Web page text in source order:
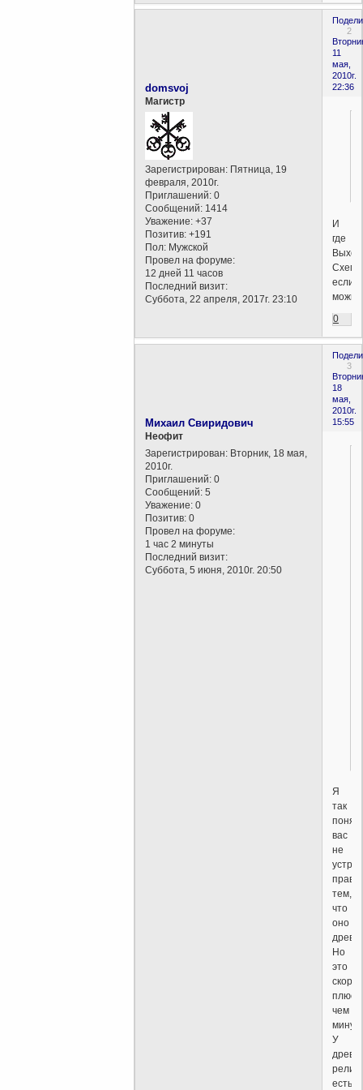
2
11
мая,
2010г.
22:36
domsvoj
Магистр
Зарегистрирован: Пятница, 19
февраля, 2010г.
Приглашений: 0
Сообщений: 1414
Уважение: +37
Позитив: +191
Пол: Мужской
Провел на форуме:
12 дней 11 часов
Последний визит:
Суббота, 22 апреля, 2017г. 23:10
И
где
если
0
3
18
мая,
2010г.
15:55
Михаил Свиридович
Неофит
Зарегистрирован: Вторник, 18 мая,
2010г.
Приглашений: 0
Сообщений: 5
Уважение: 0
Позитив: 0
Провел на форуме:
1 час 2 минуты
Последний визит:
Суббота, 5 июня, 2010г. 20:50
Я
так
понял,
вас
не
тем,
что
оно
Но
это
скорее
плюс,
чем
минус.
У
есть